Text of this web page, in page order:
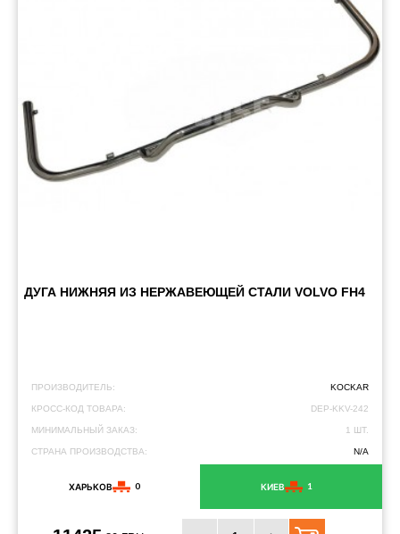
ДУГА НИЖНЯЯ ИЗ НЕРЖАВЕЮЩЕЙ СТАЛИ VOLVO FH4
ПРОИЗВОДИТЕЛЬ: KOCKAR
КРОСС-КОД ТОВАРА: DEP-KKV-242
МИНИМАЛЬНЫЙ ЗАКАЗ: 1 ШТ.
СТРАНА ПРОИЗВОДСТВА: N/A
ХАРЬКОВ 0 КИЕВ 1